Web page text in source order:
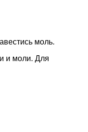
моль.
и моли. Для